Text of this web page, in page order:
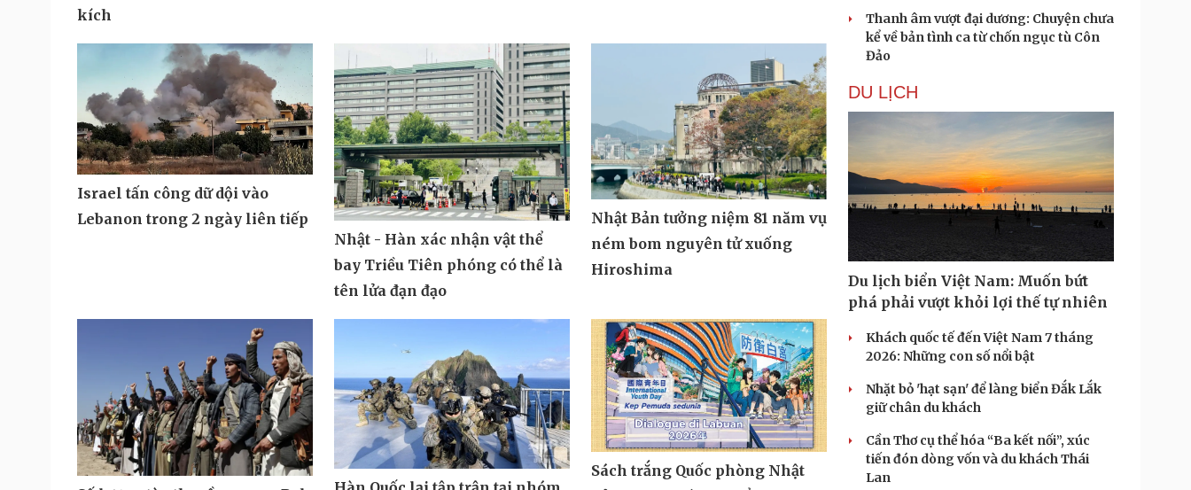
kích
Israel tấn công dữ dội vào
Lebanon trong 2 ngày liên tiếp
Nhật - Hàn xác nhận vật thể
bay Triều Tiên phóng có thể là
tên lửa đạn đạo
Nhật Bản tưởng niệm 81 năm vụ
ném bom nguyên tử xuống
Hiroshima
Sách trắng Quốc phòng Nhật
Thanh âm vượt đại dương: Chuyện chưa
kể về bản tình ca từ chốn ngục tù Côn
Đảo
DU LỊCH
Du lịch biển Việt Nam: Muốn bứt
phá phải vượt khỏi lợi thế tự nhiên
Khách quốc tế đến Việt Nam 7 tháng
2026: Những con số nổi bật
Nhặt bỏ 'hạt sạn' để làng biển Đắk Lắk
giữ chân du khách
Cần Thơ cụ thể hóa “Ba kết nối”, xúc
tiến đón dòng vốn và du khách Thái
Lan